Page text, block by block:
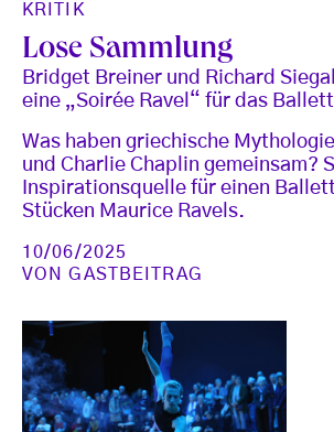
KRITIK
Lose Sammlung
Bridget Breiner und Richard
eine „Soirée Ravel“ für das
Was haben griechische
und Charlie Chaplin gemeinsam?
Inspirationsquelle für einen
Stücken Maurice Ravels.
10/06/2025
VONGASTBEITRAG